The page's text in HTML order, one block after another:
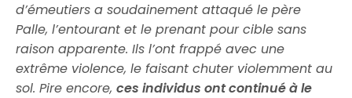
d’émeutiers a soudainement attaqué le père
Palle, l’entourant et le prenant pour cible sans
raison apparente. Ils l’ont frappé avec une
extrême violence, le faisant chuter violemment au
sol. Pire encore,ces individus ont continué à le